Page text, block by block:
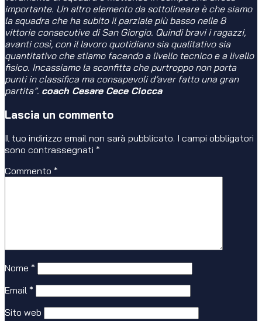
importante. Un altro elemento da sottolineare è che siamo
la squadra che ha subito il parziale più basso nelle 8
vittorie consecutive di San Giorgio. Quindi bravi i ragazzi,
avanti così, con il lavoro quotidiano sia qualitativo sia
quantitativo che stiamo facendo a livello tecnico e a livello
fisico. Incassiamo la sconfitta che purtroppo non porta
punti in classifica ma consapevoli d’aver fatto una gran
partita”. coach Cesare Cece Ciocca
Lascia un commento
Il tuo indirizzo email non sarà pubblicato. I campi obbligatori
sono contrassegnati *
Commento *
Nome *
Email *
Sito web